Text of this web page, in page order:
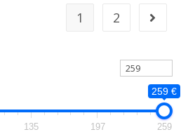
1 2
259 €
135 197 259